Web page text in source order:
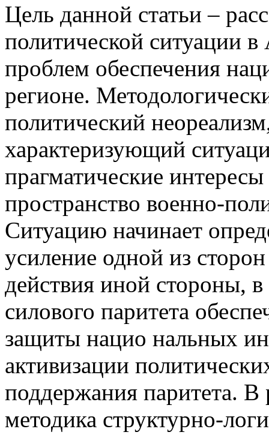
Цель данной статьи –
политической ситуации
проблем обеспечения
регионе.
политический
характеризующий
прагматические
пространство военно-
Ситуацию начинает
усиление одной из
действия иной стороны, в
силового паритета
защиты нацио нальных
активизации
поддержания паритета. В
методика структурно-